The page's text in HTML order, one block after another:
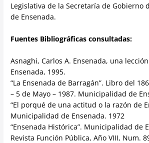
Legislativa de la Secretaría de Gobierno
de Ensenada.
Fuentes Bibliográficas consultadas:
Asnaghi, Carlos A. Ensenada, una
Ensenada, 1995.
“La Ensenada de Barragán”. Libro del
– 5 de Mayo – 1987. Municipalidad de
“El porqué de una actitud o la razón de
Municipalidad de Ensenada. 1972
“Ensenada Histórica”. Municipalidad de
Revista Función Pública, Año VIII, Num.